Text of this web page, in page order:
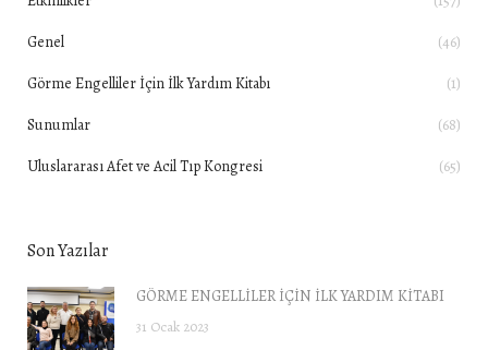
Genel
(46)
Görme Engelliler İçin İlk Yardım Kitabı
(1)
Sunumlar
(68)
Uluslararası Afet ve Acil Tıp Kongresi
(65)
Son Yazılar
GÖRME ENGELLİLER İÇİN İLK YARDIM KİTABI
31 Ocak 2023